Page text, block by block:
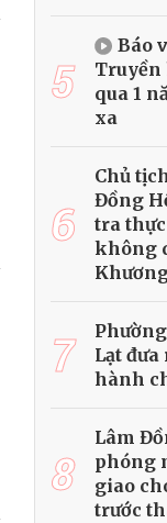
5
Báo
qua 1
xa
6
Chủ
Đồng
tra
không
7
Lạt
hành
8
Lâm
phóng
giao
trước